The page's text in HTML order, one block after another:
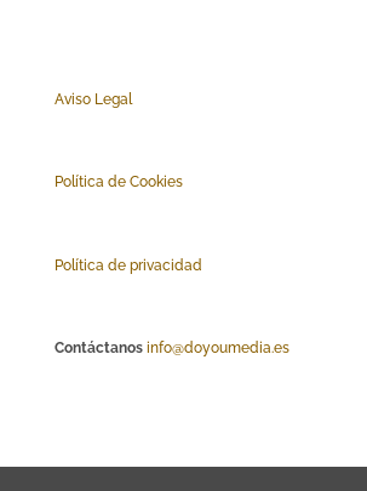
Aviso Legal
Política de Cookies
Política de privacidad
Contáctanos info@doyoumedia.es